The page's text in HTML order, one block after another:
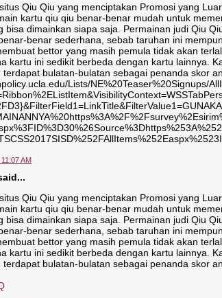
Qiu Qiu yang menciptakan Promosi yang
kartu qiu qiu benar-benar mudah untuk
bisa dimainkan siapa saja. Permainan judi Qiu
benar sederhana, sebab taruhan ini
bettor yang masih pemula tidak akan
kartu ini sedikit berbeda dengan kartu lainnya.
terdapat bulatan-bulatan sebagai penanda skor
Lists/NE%20Teaser%20Signups/
AM
Qiu Qiu yang menciptakan Promosi yang
kartu qiu qiu benar-benar mudah untuk
bisa dimainkan siapa saja. Permainan judi Qiu
benar sederhana, sebab taruhan ini
bettor yang masih pemula tidak akan
kartu ini sedikit berbeda dengan kartu lainnya.
terdapat bulatan-bulatan sebagai penanda skor